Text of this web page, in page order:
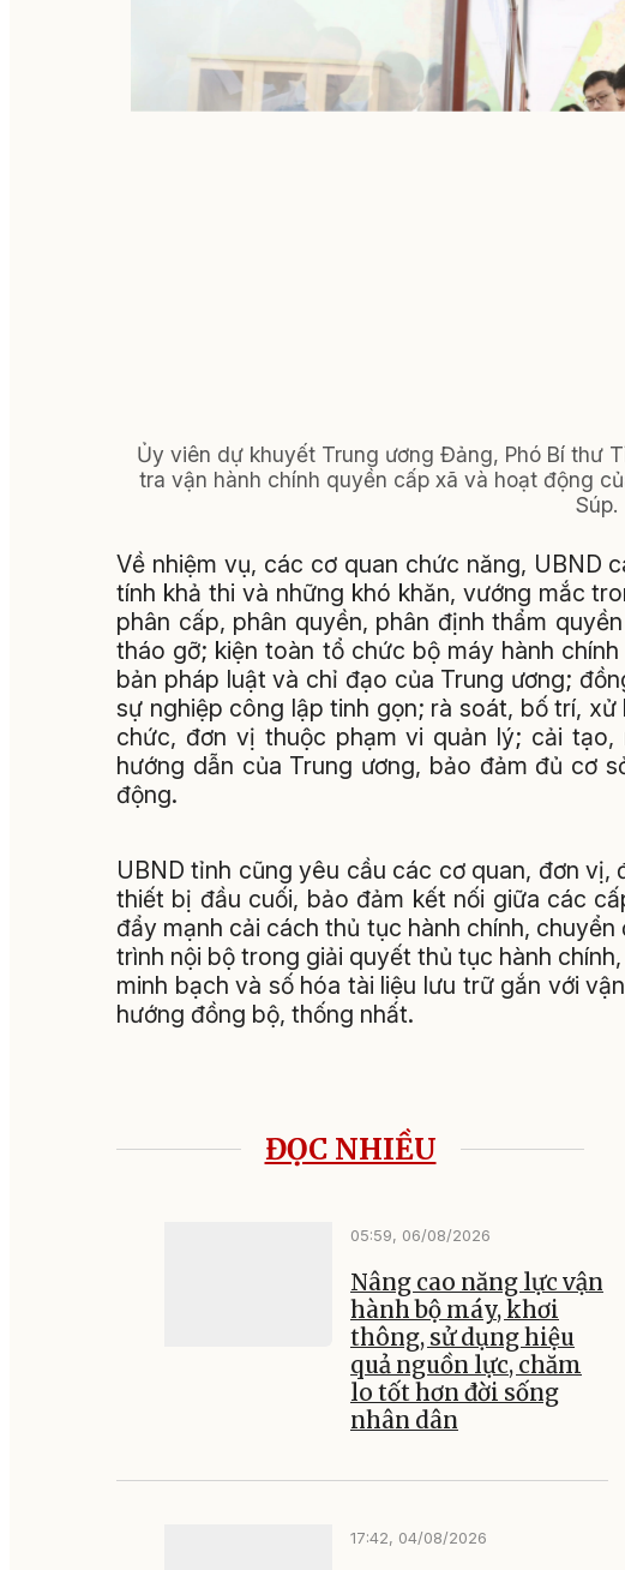
Ủy viên dự khuyết Trung ương Đảng, Phó Bí thư
tra vận hành chính quyền cấp xã và hoạt động
Súp.
Về nhiệm vụ, các cơ quan chức năng, UBND
tính khả thi và những khó khăn, vướng mắc
phân cấp, phân quyền, phân định thẩm
tháo gỡ; kiện toàn tổ chức bộ máy hành
bản pháp luật và chỉ đạo của Trung ương;
sự nghiệp công lập tinh gọn; rà soát, bố trí,
chức, đơn vị thuộc phạm vi quản lý; cải
hướng dẫn của Trung ương, bảo đảm đủ cơ
động.
UBND tỉnh cũng yêu cầu các cơ quan, đơn
thiết bị đầu cuối, bảo đảm kết nối giữa các
đẩy mạnh cải cách thủ tục hành chính,
trình nội bộ trong giải quyết thủ tục hành
minh bạch và số hóa tài liệu lưu trữ gắn với
hướng đồng bộ, thống nhất.
ĐỌC NHIỀU
05:59, 06/08/2026
Nâng cao năng lực vận
hành bộ máy, khơi
thông, sử dụng hiệu
quả nguồn lực, chăm
lo tốt hơn đời sống
nhân dân
17:42, 04/08/2026